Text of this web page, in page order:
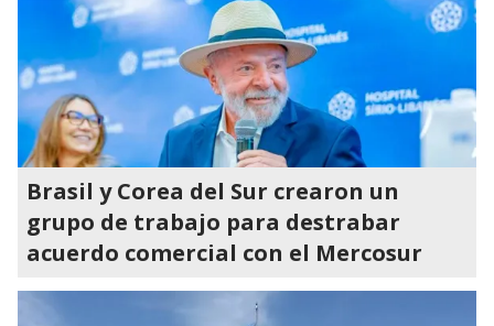
Brasil y Corea del Sur crearon un
grupo de trabajo para destrabar
acuerdo comercial con el Mercosur